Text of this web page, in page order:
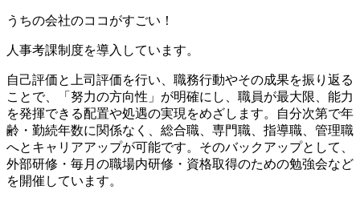
うちの会社のココがすごい！
人事考課制度を導入しています。
自己評価と上司評価を行い、職務行動やその成果を振り返る
ことで、「努力の方向性」が明確にし、職員が最大限、能力
を発揮できる配置や処遇の実現をめざします。自分次第で年
齢・勤続年数に関係なく、総合職、専門職、指導職、管理職
へとキャリアアップが可能です。そのバックアップとして、
外部研修・毎月の職場内研修・資格取得のための勉強会など
を開催しています。